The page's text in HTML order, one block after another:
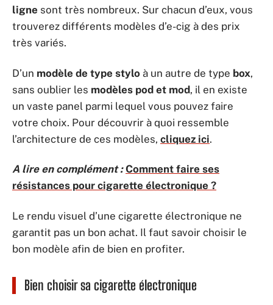
ligne sont très nombreux. Sur chacun d’eux, vous
trouverez différents modèles d’e-cig à des prix
très variés.
D’un modèle de type stylo à un autre de type box,
sans oublier les modèles pod et mod, il en existe
un vaste panel parmi lequel vous pouvez faire
votre choix. Pour découvrir à quoi ressemble
l’architecture de ces modèles, cliquez ici.
A lire en complément : Comment faire ses
résistances pour cigarette électronique ?
Le rendu visuel d’une cigarette électronique ne
garantit pas un bon achat. Il faut savoir choisir le
bon modèle afin de bien en profiter.
Bien choisir sa cigarette électronique